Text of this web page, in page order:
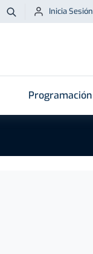
Buscar
Inicia Sesión
Programación